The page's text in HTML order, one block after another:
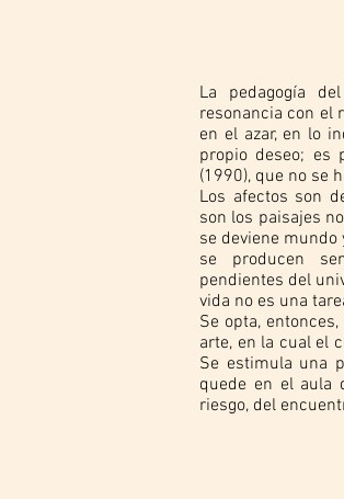
La pedagogía
resonancia con el
en el azar, en lo
propio deseo; es
(1990), que no se
Los afectos son
son los paisajes
se deviene mundo
se producen
pendientes del
vida no es una
Se opta,
arte, en la cual el
Se estimula una
quede en el aula
riesgo, del